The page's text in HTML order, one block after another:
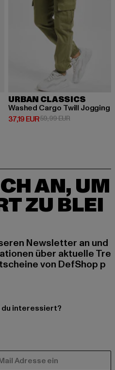
49,99 EUR
URBAN CLASSICS
Washed Cargo Twill Jogging
37,19 EUR
Derzeitiger Preis: 37,19 EUR
59,99 EURAktionspreis:
AN, UM
ZU BLEI
Newsletter an und
über aktuelle Tre
von DefShop p
du interessiert?